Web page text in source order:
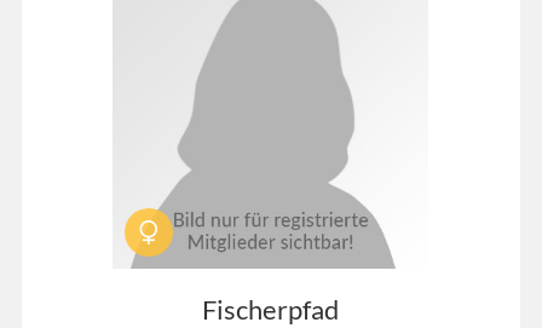
Fischerpfad